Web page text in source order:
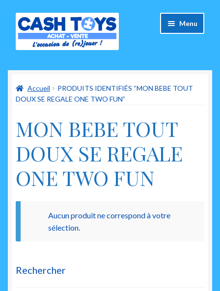
Aller
à
Aller
au
contenu
Menu
Carte Cadeau
Accueil
PRODUITS IDENTIFIÉS “MON BEBE TOUT
DOUX SE REGALE ONE TWO FUN”
MON BEBE TOUT
DOUX SE REGALE
ONE TWO FUN
Aucun produit ne correspond à votre
sélection.
Rechercher